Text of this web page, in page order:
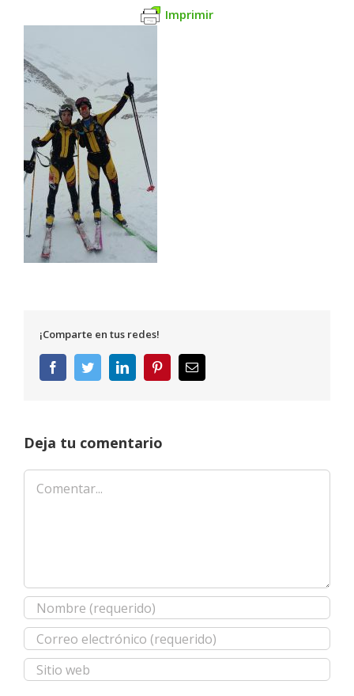
Imprimir
¡Comparte en tus redes!
FacebookTwitterLinkedInPinterestCorreo
electrónico
Deja tu comentario
Comentar